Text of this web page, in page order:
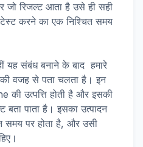
रिजल्ट आता है उसे ही सही
करने का एक निश्चित समय
यह संबंध बनाने के बाद हमारे
की वजह से पता चलता है। इन
की उत्पत्ति होती है और इसकी
बता पाता है। इसका उत्पादन
समय पर होता है, और उसी